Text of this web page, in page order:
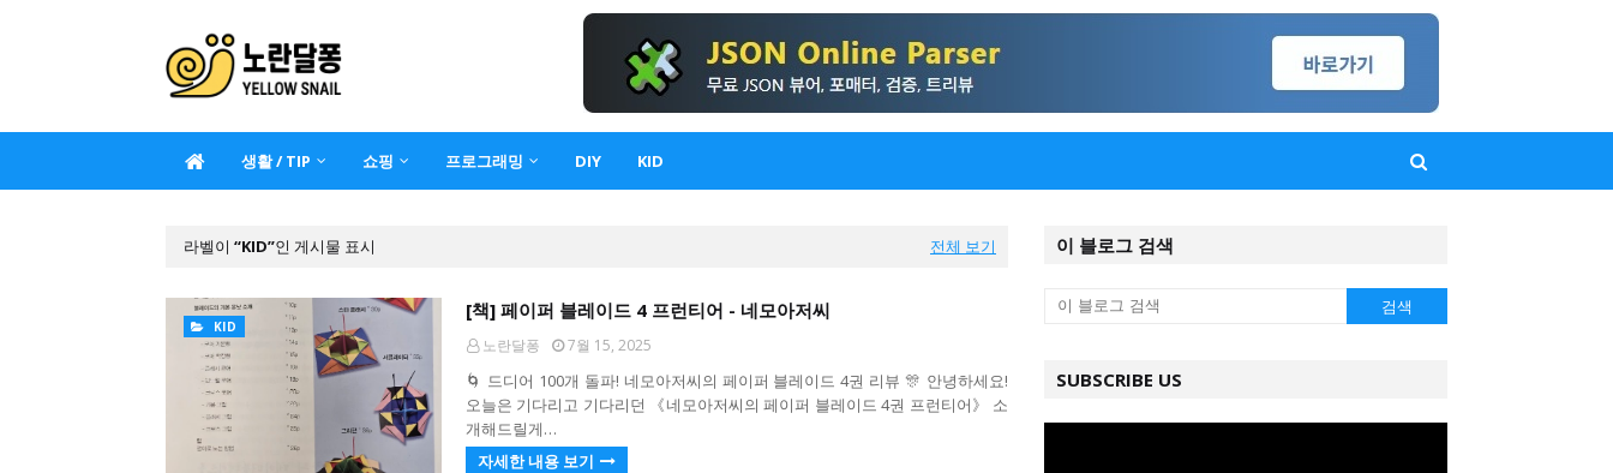
생활 / TIP 쇼핑 프로그래밍 DIY KID
라벨이 KID 인 게시물 표시 전체 보기
KID
[책] 페이퍼 블레이드 4 프런티어 - 네모아저씨
노란달퐁 7월 15, 2025
🌀 드디어 100개 돌파! 네모아저씨의 페이퍼 블레이드 4권 리뷰 🎊 안녕하세요!
오늘은 기다리고 기다리던 《네모아저씨의 페이퍼 블레이드 4권 프런티어》 소
개해드릴게…
자세한 내용 보기
이 블로그 검색
SUBSCRIBE US